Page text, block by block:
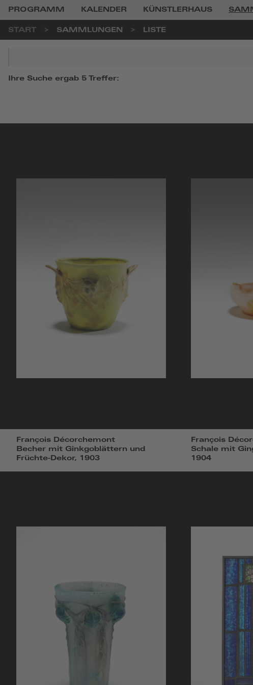
PROGRAMM KALENDER KÜNSTLERHAUS
START SAMMLUNGEN LISTE
Ihre Suche ergab 5 Treffer:
François Décorchemont
Becher mit Ginkgoblättern und
Früchte-Dekor, 1903
François
Schale mit
1904